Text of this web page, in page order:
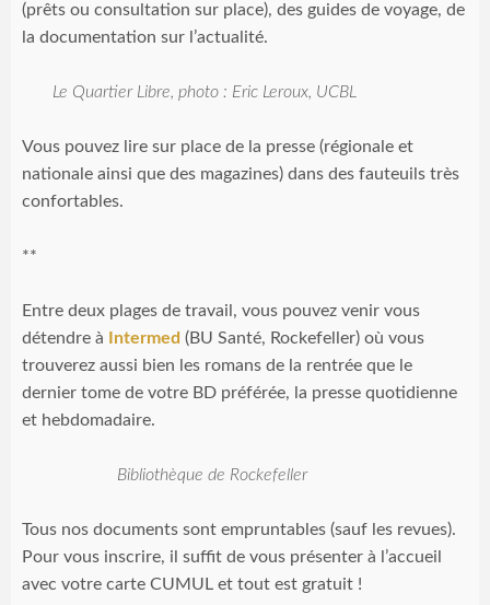
(prêts ou consultation sur place), des guides de voyage, de
la documentation sur l’actualité.
Le Quartier Libre, photo : Eric Leroux, UCBL
Vous pouvez lire sur place de la presse (régionale et
nationale ainsi que des magazines) dans des fauteuils très
confortables.
**
Entre deux plages de travail, vous pouvez venir vous
détendre à
Intermed (BU Santé, Rockefeller) où vous
trouverez aussi bien les romans de la rentrée que le
dernier tome de votre BD préférée, la presse quotidienne
et hebdomadaire.
Bibliothèque de Rockefeller
Tous nos documents sont empruntables (sauf les revues).
Pour vous inscrire, il suffit de vous présenter à l’accueil
avec votre carte CUMUL et tout est gratuit !